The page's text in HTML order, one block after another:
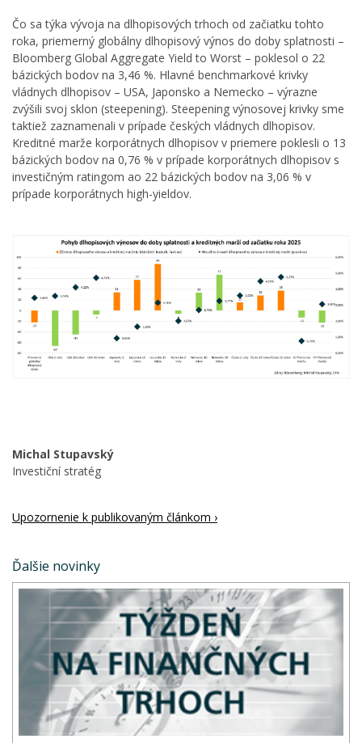
Čo sa týka vývoja na dlhopisových trhoch od začiatku tohto
roka, priemerný globálny dlhopisový výnos do doby splatnosti –
Bloomberg Global Aggregate Yield to Worst – poklesol o 22
bázických bodov na 3,46 %. Hlavné benchmarkové krivky
vládnych dlhopisov – USA, Japonsko a Nemecko – výrazne
zvýšili svoj sklon (steepening). Steepening výnosovej krivky sme
taktiež zaznamenali v prípade českých vládnych dlhopisov.
Kreditné marže korporátnych dlhopisov v priemere poklesli o 13
bázických bodov na 0,76 % v prípade korporátnych dlhopisov s
investičným ratingom ao 22 bázických bodov na 3,06 % v
prípade korporátnych high-yieldov.
Michal Stupavský
Investiční stratég
Upozornenie k publikovaným článkom ›
Ďalšie novinky